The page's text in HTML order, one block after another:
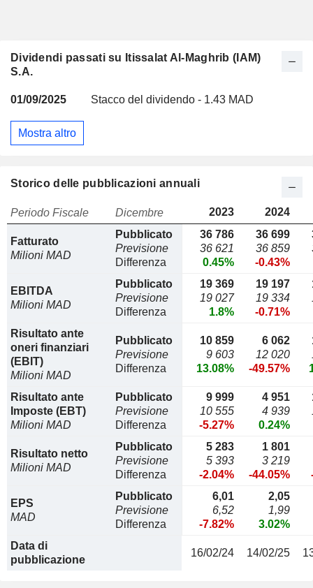
Dividendi passati su Itissalat Al-Maghrib (IAM)
S.A.
01/09/2025 Stacco del dividendo - 1.43 MAD
Mostra altro
Storico delle pubblicazioni annuali
Periodo Fiscale Dicembre 2023 2024
Fatturato
Milioni MAD
Pubblicato
Previsione
Differenza
36 786
36 621
0.45%
36 699
36 859
-0.43%
EBITDA
Milioni MAD
Pubblicato
Previsione
Differenza
19 369
19 027
1.8%
19 197
19 334
-0.71%
Risultato ante
oneri finanziari
(EBIT)
Milioni MAD
Pubblicato
Previsione
Differenza
10 859
9 603
13.08%
6 062
12 020
-49.57%
Risultato ante
Imposte (EBT)
Milioni MAD
Pubblicato
Previsione
Differenza
9 999
10 555
-5.27%
4 951
4 939
0.24%
Risultato netto
Milioni MAD
Pubblicato
Previsione
Differenza
5 283
5 393
-2.04%
1 801
3 219
-44.05%
EPS
MAD
Pubblicato
Previsione
Differenza
6,01
6,52
-7.82%
2,05
1,99
3.02%
Data di
pubblicazione
16/02/24 14/02/25